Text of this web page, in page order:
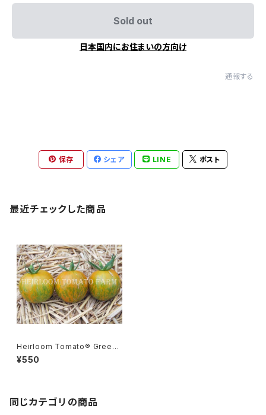
Sold out
日本国内にお住まいの方向け
通報する
保存 シェア LINE ポスト
最近チェックした商品
Heirloom Tomato® Green
Zebra Hawaii エアルーム・ト
マト・グリーン・ゼブラ・ハワイ
¥550
同じカテゴリの商品